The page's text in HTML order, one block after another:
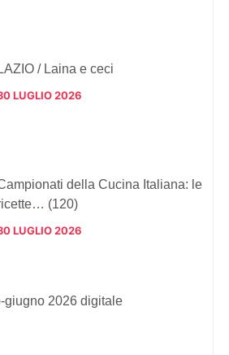
LAZIO / Laina e ceci
LUGLIO 2026
della Cucina Italiana: le
(120)
LUGLIO 2026
giugno 2026 digitale